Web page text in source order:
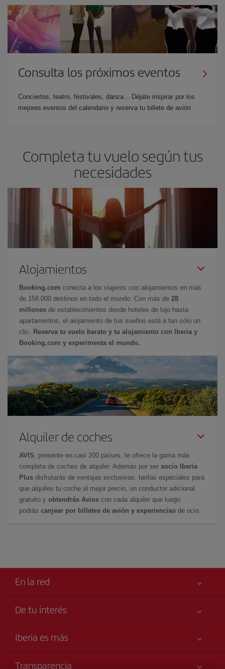
Consulta los próximos eventos
Conciertos, teatro, festivales, danza... Déjate inspirar por los
mejores eventos del calendario y reserva tu billete de avión
Completa tu vuelo según tus
necesidades
Alojamientos
Booking.com conecta a los viajeros con alojamientos en más
de 158.000 destinos en todo el mundo. Con más de 28
millones de establecimientos desde hoteles de lujo hasta
apartamentos, el alojamiento de tus sueños está a tan sólo un
clic.
Reserva tu vuelo barato y tu alojamiento con Iberia y
Booking.com y experimenta el mundo.
Alquiler de coches
AVIS , presente en casi 200 países, te ofrece la gama más
completa de coches de alquiler. Además por ser socio Iberia
Plus disfrutarás de ventajas exclusivas: tarifas especiales para
que alquiles tu coche al mejor precio, un conductor adicional
gratuito y obtendrás Avios con cada alquiler que luego
podrás canjear por billetes de avión y experiencias de ocio.
En la red
De tu interés
Accesibilidad
Iberia es más
Transparencia